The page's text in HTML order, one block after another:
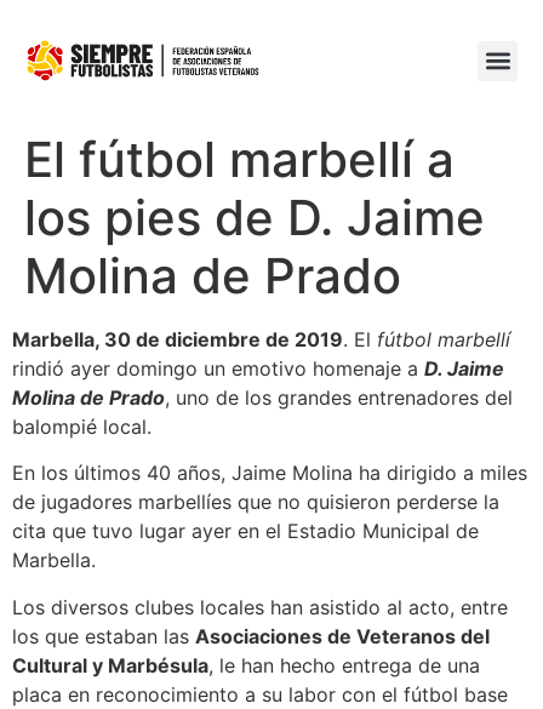
El fútbol marbellí a
los pies de D. Jaime
Molina de Prado
Marbella, 30 de diciembre de 2019. El fútbol marbellí
rindió ayer domingo un emotivo homenaje a D. Jaime
Molina de Prado, uno de los grandes entrenadores del
balompié local.
En los últimos 40 años, Jaime Molina ha dirigido a miles
de jugadores marbellíes que no quisieron perderse la
cita que tuvo lugar ayer en el Estadio Municipal de
Marbella.
Los diversos clubes locales han asistido al acto, entre
los que estaban las Asociaciones de Veteranos del
Cultural y Marbésula, le han hecho entrega de una
placa en reconocimiento a su labor con el fútbol base